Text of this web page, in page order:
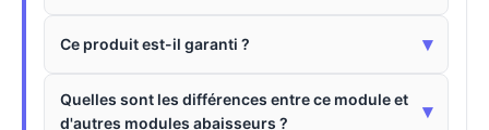
Ce produit est-il garanti ? ▾
Quelles sont les différences entre ce module et
d'autres modules abaisseurs ?
▾